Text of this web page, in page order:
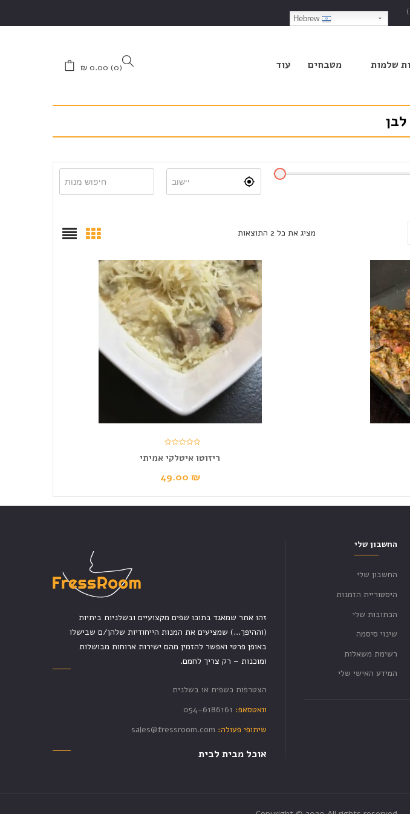
Hebrew
שלמות מטבחים עוד 0.00
₪ 0
לבן
מציג את כל 2 התוצאות
ריזוטו איטלקי אמיתי
49.00 ₪
זהו אתר שמאגד בתוכו שפים מקצועיים ובשלניות ביתיות
(וההיפך...) שמציעים את המנות הייחודיות שלהן/ם שבישלו
באופן פרטי ואפשר להזמין מהם ישירות ארוחות מבושלות
ומוכנות – רק צריך לחמם.
הצטרפות כשפית או בשלנית
וואטסאפ: 054-6186161
שיתופי פעולה: sales@fressroom.com
אוכל מבית לבית
החשבון שלי
החשבון שלי
היסטוריית הזמנות
הכתובות שלי
שינוי סיסמה
רשימת משאלות
המידע האישי שלי